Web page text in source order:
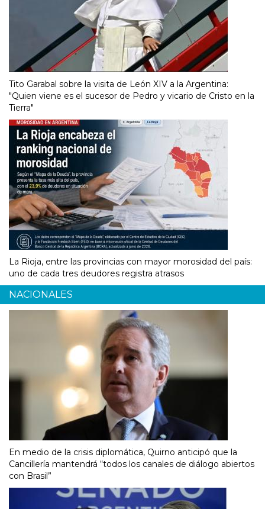
Tito Garabal sobre la visita de León XIV a la Argentina:
"Quien viene es el sucesor de Pedro y vicario de Cristo en la
Tierra"
La Rioja, entre las provincias con mayor morosidad del país:
uno de cada tres deudores registra atrasos
NACIONALES
En medio de la crisis diplomática, Quirno anticipó que la
Cancillería mantendrá “todos los canales de diálogo abiertos
con Brasil”